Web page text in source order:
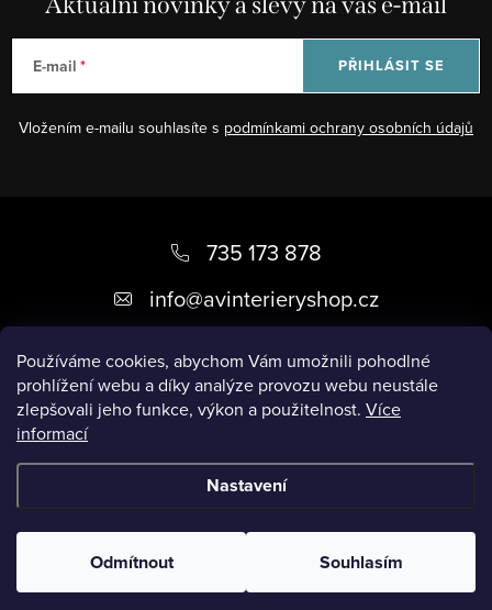
Používáme cookies, abychom Vám umožnili pohodlné
prohlížení webu a díky analýze provozu webu neustále
zlepšovali jeho funkce, výkon a použitelnost. Více
informací
Nastavení
Odmítnout Souhlasím
E-mail
Vložením e-mailu souhlasíte s podmínkami ochrany osobních údajů
PŘIHLÁSIT SE
a
735 173 878
info@avinterieryshop.cz
Užitečné informace
Copyright 2026AV Interiéry. Všechna práva vyhrazena.